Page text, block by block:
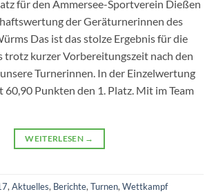
für den Ammersee-Sportverein Dießen
der Geräturnerinnen des
Das ist das stolze Ergebnis für die
trotz kurzer Vorbereitungszeit nach den
Turnerinnen. In der Einzelwertung
60,90 Punkten den 1. Platz. Mit im Team
WEITERLESEN →
, Aktuelles, Berichte, Turnen, Wettkampf